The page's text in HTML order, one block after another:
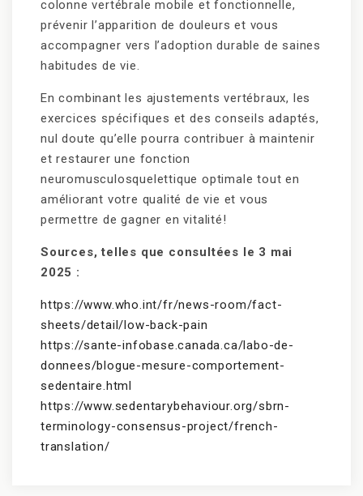
colonne vertébrale mobile et fonctionnelle,
prévenir l’apparition de douleurs et vous
accompagner vers l’adoption durable de saines
habitudes de vie.
En combinant les ajustements vertébraux, les
exercices spécifiques et des conseils adaptés,
nul doute qu’elle pourra contribuer à maintenir
et restaurer une fonction
neuromusculosquelettique optimale tout en
améliorant votre qualité de vie et vous
permettre de gagner en vitalité!
Sources, telles que consultées le 3 mai
2025 :
https://www.who.int/fr/news-room/fact-
sheets/detail/low-back-pain
https://sante-infobase.canada.ca/labo-de-
donnees/blogue-mesure-comportement-
sedentaire.html
https://www.sedentarybehaviour.org/sbrn-
terminology-consensus-project/french-
translation/